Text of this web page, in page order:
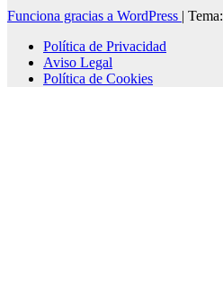
Funciona gracias a WordPress |
Política de Privacidad
Aviso Legal
Política de Cookies